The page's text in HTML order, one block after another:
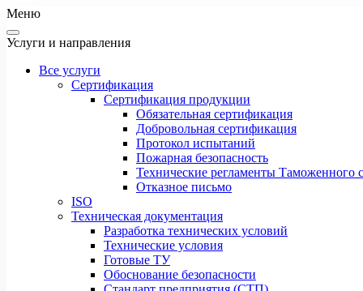
Меню
Услуги и направления
Все услуги
Сертификация
Сертификация продукции
Обязательная сертификация
Добровольная сертификация
Протокол испытаний
Пожарная безопасность
Технические регламенты Таможенного
Отказное письмо
ISO
Техническая документация
Разработка технических условий
Технические условия
Готовые ТУ
Обоснование безопасности